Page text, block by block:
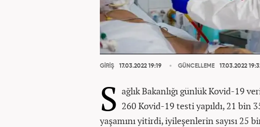
GİRİŞ 17.03.2022 19:19 GÜNCELLEME 17.03.2022
S ağlık Bakanlığı günlük Kovid-19
260 Kovid-19 testi yapıldı, 21 bin
yaşamını yitirdi, iyileşenlerin sayısı 25